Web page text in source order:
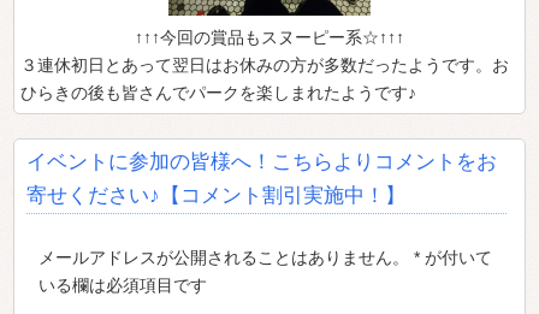
↑↑↑今回の賞品もスヌーピー系☆↑↑↑
３連休初日とあって翌日はお休みの方が多数だったようです。お
ひらきの後も皆さんでパークを楽しまれたようです♪
イベントに参加の皆様へ！こちらよりコメントをお
寄せください♪【コメント割引実施中！】
メールアドレスが公開されることはありません。 * が付いて
いる欄は必須項目です